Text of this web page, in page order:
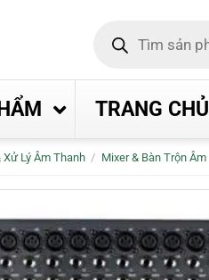
kiếm
TRANG CHỦ
Xử Lý Âm Thanh / Mixer & Bàn Trộn Âm